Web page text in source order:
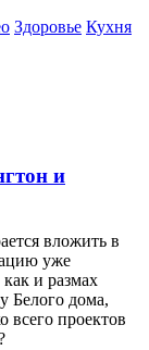
Здоровье Кухня
и
вложить в
уже
и размах
Белого дома,
всего проектов